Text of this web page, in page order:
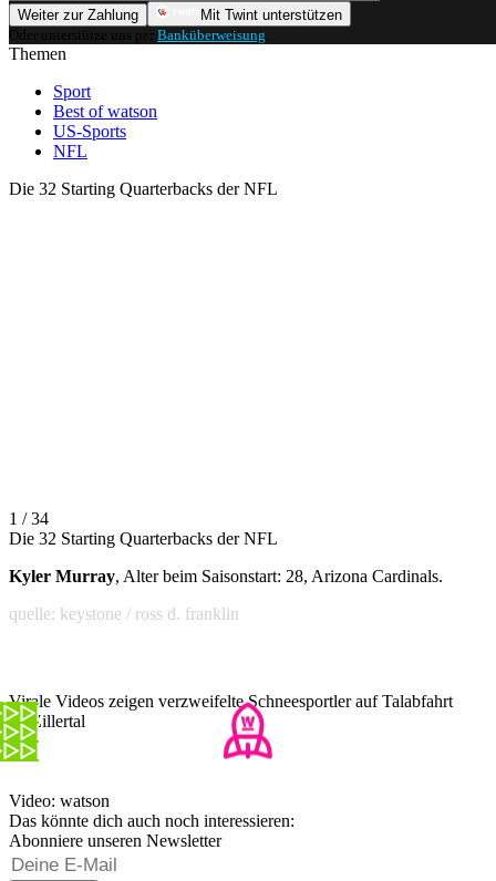
Weiter zur Zahlung
Mit Twint unterstützen
Oder unterstütze uns per Banküberweisung
Themen
Sport
Best of watson
US-Sports
NFL
Die 32 Starting Quarterbacks der NFL
1 / 34
Die 32 Starting Quarterbacks der NFL
Kyler Murray, Alter beim Saisonstart: 28, Arizona Cardinals.
quelle: keystone / ross d. franklin
Virale Videos zeigen verzweifelte Schneesportler auf Talabfahrt
im Zillertal
Video: watson
Das könnte dich auch noch interessieren:
Abonniere unseren Newsletter